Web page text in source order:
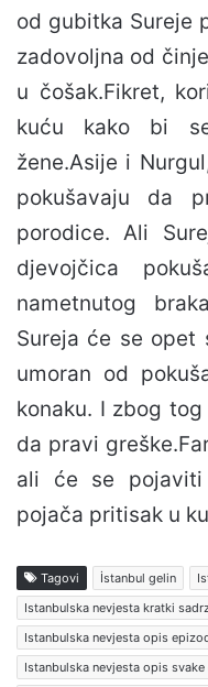
od gubitka Sureje
zadovoljna od
u čošak.Fikret,
kuću kako bi
žene.Asije i
pokušavaju da
porodice. Ali
djevojčica
nametnutog
Sureja će se opet
umoran od
konaku. I zbog
da pravi
ali će se
pojača pritisak u
Tagovi İstanbul gelin
Istanbulska nevjesta kratki
Istanbulska nevjesta opis
Istanbulska nevjesta opis